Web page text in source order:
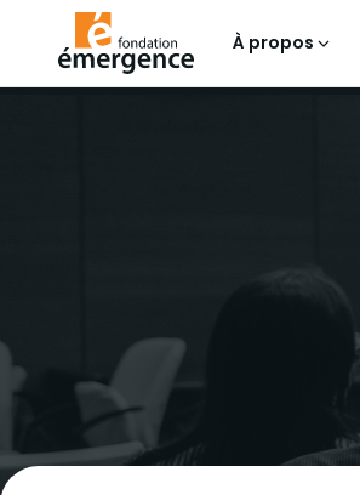
À propos